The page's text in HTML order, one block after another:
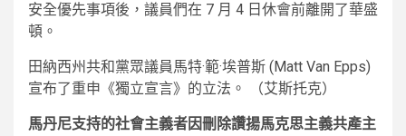
安全優先事項後，議員們在 7 月 4 日休會前離開了華盛
頓。
田納西州共和黨眾議員馬特·範·埃普斯 (Matt Van Epps)
宣布了重申《獨立宣言》的立法。
（艾斯托克）
馬丹尼支持的社會主義者因刪除讚揚馬克思主義共產主